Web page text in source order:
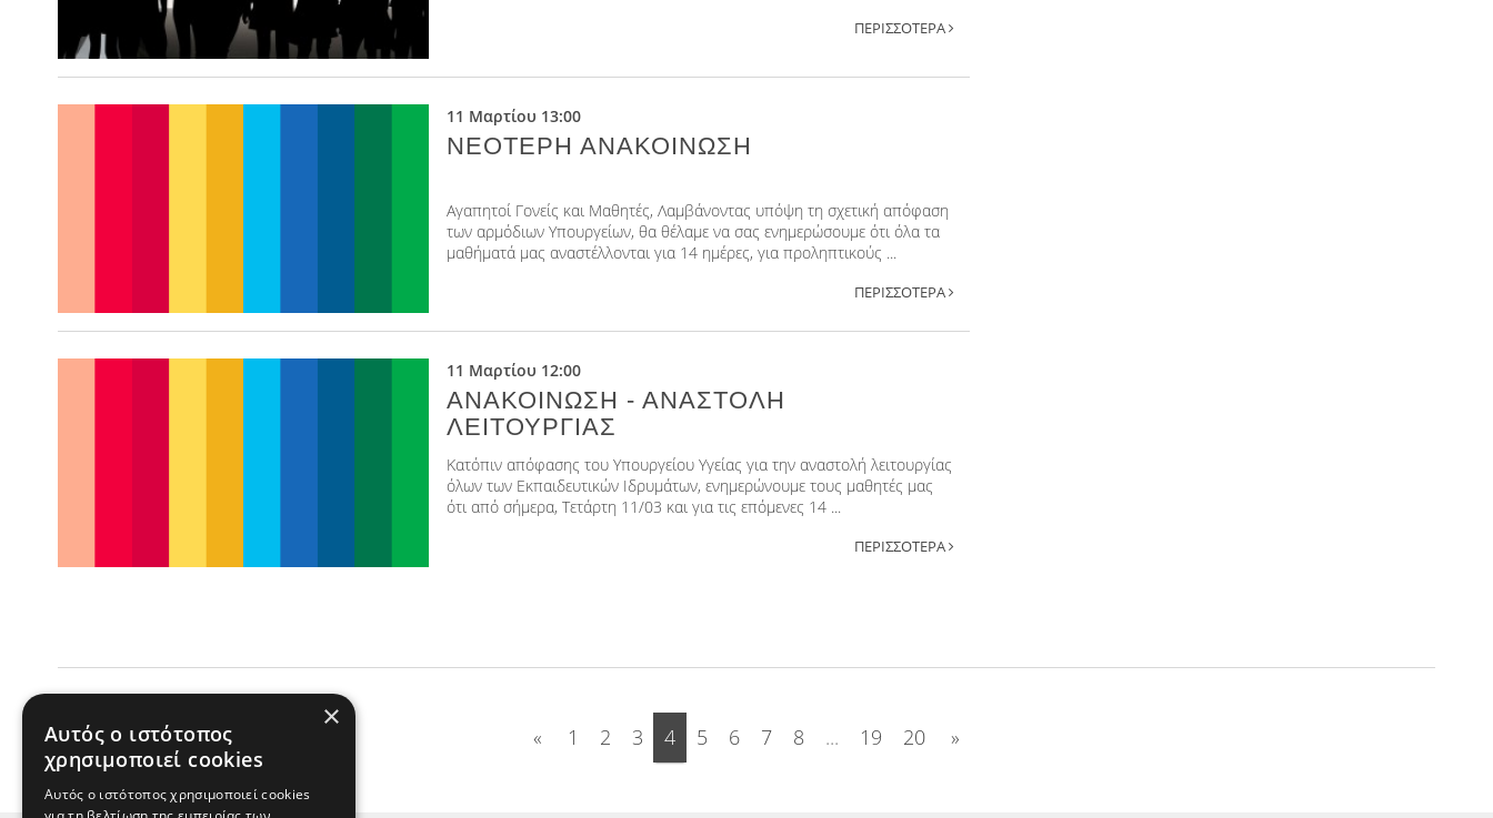
ΠΕΡΙΣΣΟΤΕΡΑ
11 Μαρτίου 13:00
ΝΕΟΤΕΡΗ ΑΝΑΚΟΙΝΩΣΗ
Αγαπητοί Γονείς και Μαθητές, Λαμβάνοντας υπόψη τη σχετική απόφαση
των αρμόδιων Υπουργείων, θα θέλαμε να σας ενημερώσουμε ότι όλα τα
μαθήματά μας αναστέλλονται για 14 ημέρες, για προληπτικούς ...
ΠΕΡΙΣΣΟΤΕΡΑ
11 Μαρτίου 12:00
ΑΝΑΚΟΙΝΩΣΗ - ΑΝΑΣΤΟΛΗ
ΛΕΙΤΟΥΡΓΙΑΣ
Κατόπιν απόφασης του Υπουργείου Υγείας για την αναστολή λειτουργίας
όλων των Εκπαιδευτικών Ιδρυμάτων, ενημερώνουμε τους μαθητές μας
ότι από σήμερα, Τετάρτη 11/03 και για τις επόμενες 14 ...
ΠΕΡΙΣΣΟΤΕΡΑ
« 1 2 3 4 5 6 7 8 ... 19 20 »
×
Αυτός ο ιστότοπος
χρησιμοποιεί cookies
Αυτός ο ιστότοπος χρησιμοποιεί cookies